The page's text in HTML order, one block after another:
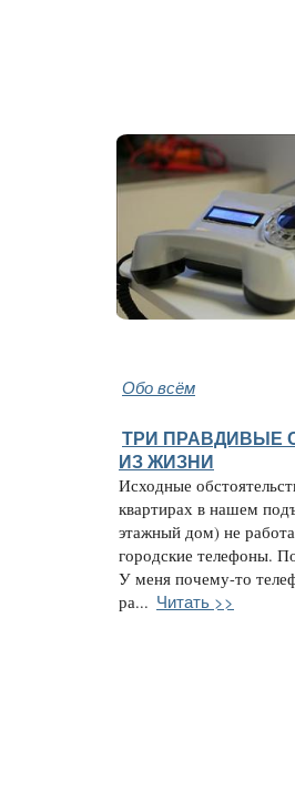
Обо всём
ТРИ ПРАВДИВЫЕ
ИЗ ЖИЗНИ
Исходные
квартирах в нашем
этажный дом) не
городские телефоны.
У меня почему-то
ра... Читать >>